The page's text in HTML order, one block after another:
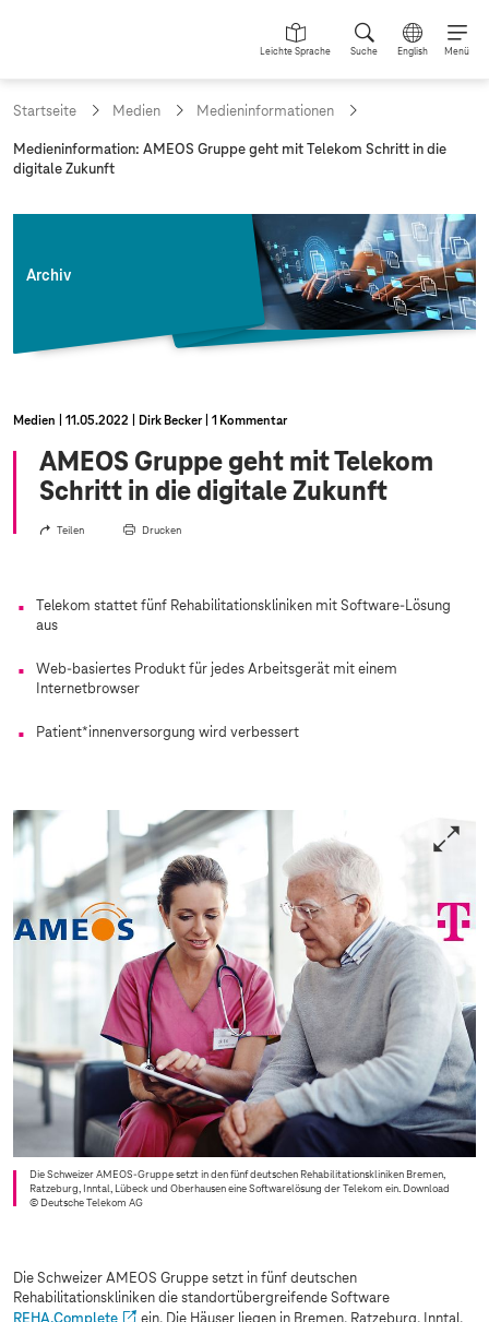
Leichte Sprache Suche English Menü
Startseite Medien Medieninformationen
a
k
Medieninformation: AMEOS Gruppe geht mit Telekom Schritt in die
digitale Zukunft
Archiv
Medien 11.05.2022 Dirk Becker 1 Kommentar
AMEOS Gruppe geht mit Telekom
Schritt in die digitale Zukunft
Teilen Drucken
Telekom stattet fünf Rehabilitationskliniken mit Software-Lösung
aus
Web-basiertes Produkt für jedes Arbeitsgerät mit einem
Internetbrowser
Patient*innenversorgung wird verbessert
Die Schweizer AMEOS-Gruppe setzt in den fünf deutschen Rehabilitationskliniken Bremen,
Ratzeburg, Inntal, Lübeck und Oberhausen eine Softwarelösung der Telekom ein. Download
© Deutsche Telekom AG
Die Schweizer AMEOS Gruppe setzt in fünf deutschen
Rehabilitationskliniken die standortübergreifende Software